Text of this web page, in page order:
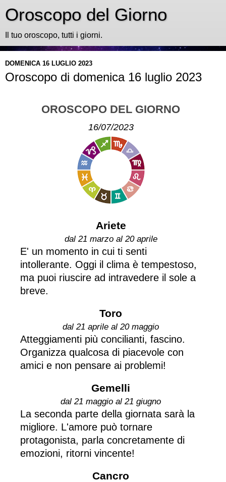
Oroscopo del Giorno
Il tuo oroscopo, tutti i giorni.
DOMENICA 16 LUGLIO 2023
Oroscopo di domenica 16 luglio 2023
OROSCOPO DEL GIORNO
16/07/2023
Ariete
dal 21 marzo al 20 aprile
E' un momento in cui ti senti
intollerante. Oggi il clima è tempestoso,
ma puoi riuscire ad intravedere il sole a
breve.
Toro
dal 21 aprile al 20 maggio
Atteggiamenti più concilianti, fascino.
Organizza qualcosa di piacevole con
amici e non pensare ai problemi!
Gemelli
dal 21 maggio al 21 giugno
La seconda parte della giornata sarà la
migliore. L'amore può tornare
protagonista, parla concretamente di
emozioni, ritorni vincente!
Cancro